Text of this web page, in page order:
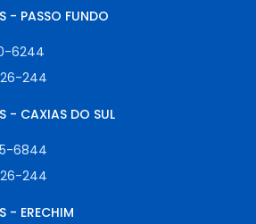
- PASSO FUNDO
6244
244
- CAXIAS DO SUL
6844
244
- ERECHIM